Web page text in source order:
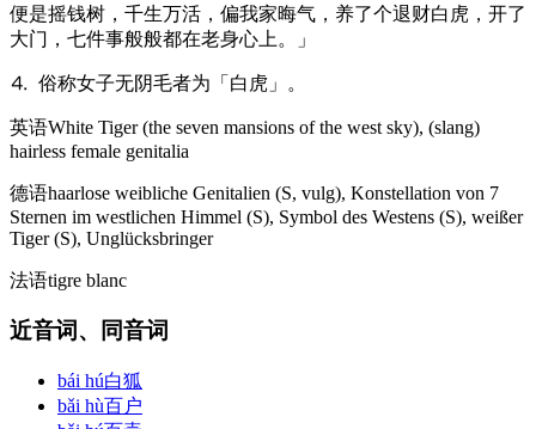
便是摇钱树，千生万活，偏我家晦气，养了个退财白虎，开了
大门，七件事般般都在老身心上。」
⒋ 俗称女子无阴毛者为「白虎」。
英语White Tiger (the seven mansions of the west sky)​, (slang)​
hairless female genitalia
德语haarlose weibliche Genitalien (S, vulg)​, Konstellation von 7
Sternen im westlichen Himmel (S)​, Symbol des Westens (S)​, weißer
Tiger (S)​, Unglücksbringer
法语tigre blanc
近音词、同音词
bái hú白狐
bǎi hù百户